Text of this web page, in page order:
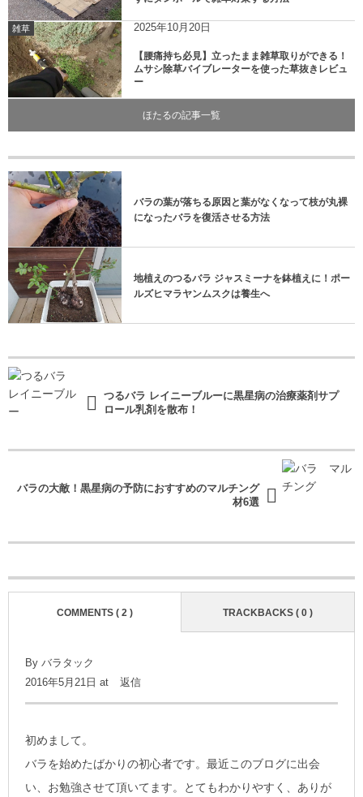
雑草 2025年10月20日
【腰痛持ち必見】立ったまま雑草取りができる！
ムサシ除草バイブレーターを使った草抜きレビュ
ー
ほたるの記事一覧
バラの葉が落ちる原因と葉がなくなって枝が丸裸
になったバラを復活させる方法
地植えのつるバラ ジャスミーナを鉢植えに！ポー
ルズヒマラヤンムスクは養生へ
つるバラ レイニーブルーに黒星病の治療薬剤サプ
ロール乳剤を散布！
バラの大敵！黒星病の予防におすすめのマルチング
材6選
COMMENTS ( 2 ) TRACKBACKS ( 0 )
By バラタック
2016年5月21日 at
返信
初めまして。
バラを始めたばかりの初心者です。最近このブログに出会
い、お勉強させて頂いてます。とてもわかりやすく、ありが